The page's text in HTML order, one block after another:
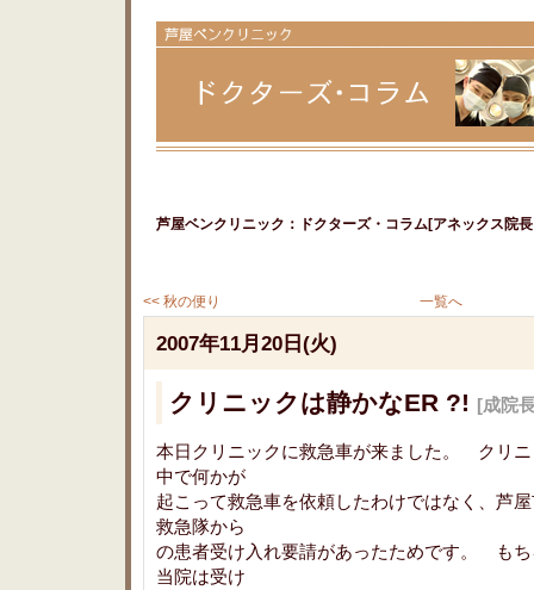
芦屋ベンクリニック：ドクターズ・コラム[アネックス院
<< 秋の便り 一覧へ
2007年11月20日(火)
クリニックは静かなER ?! [成院
本日クリニックに救急車が来ました。 クリ
中で何かが
起こって救急車を依頼したわけではなく、芦
救急隊から
の患者受け入れ要請があったためです。 も
当院は受け